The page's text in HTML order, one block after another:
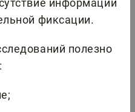
информации
фиксации.
полезно